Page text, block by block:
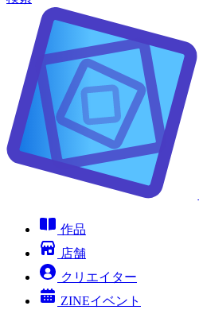
作品
店舗
クリエイター
ZINEイベント